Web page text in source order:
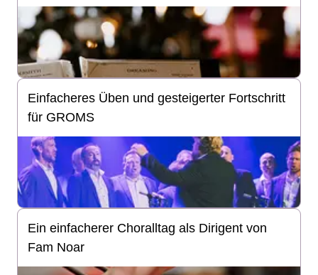
Einfacheres Üben und gesteigerter Fortschritt
für GROMS
Ein einfacherer Choralltag als Dirigent von
Fam Noar